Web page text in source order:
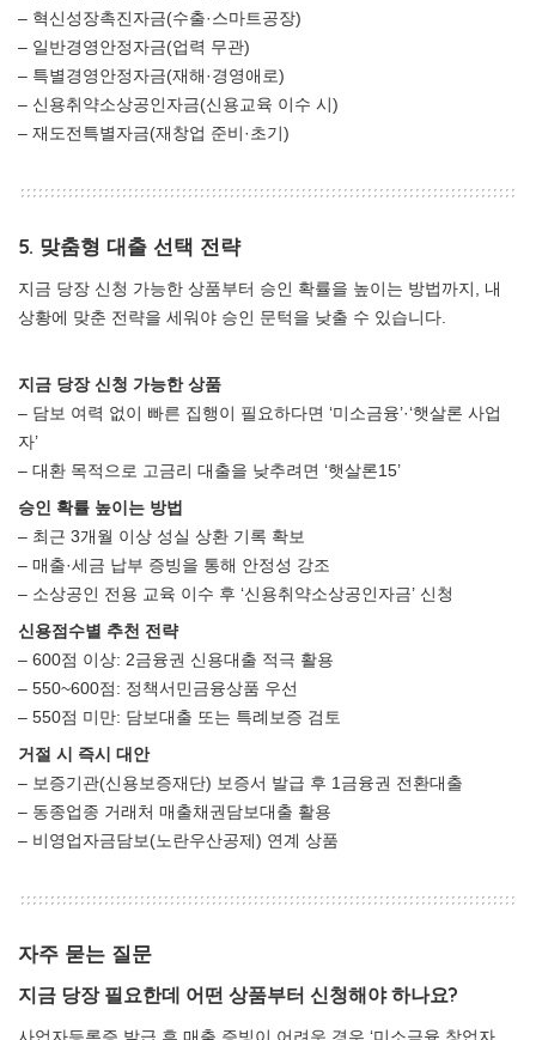
– 혁신성장촉진자금(수출·스마트공장)
– 일반경영안정자금(업력 무관)
– 특별경영안정자금(재해·경영애로)
– 신용취약소상공인자금(신용교육 이수 시)
– 재도전특별자금(재창업 준비·초기)
5. 맞춤형 대출 선택 전략
지금 당장 신청 가능한 상품부터 승인 확률을 높이는 방법까지, 내
상황에 맞춘 전략을 세워야 승인 문턱을 낮출 수 있습니다.
지금 당장 신청 가능한 상품
– 담보 여력 없이 빠른 집행이 필요하다면 ‘미소금융’·‘햇살론 사업
자’
– 대환 목적으로 고금리 대출을 낮추려면 ‘햇살론15’
승인 확률 높이는 방법
– 최근 3개월 이상 성실 상환 기록 확보
– 매출·세금 납부 증빙을 통해 안정성 강조
– 소상공인 전용 교육 이수 후 ‘신용취약소상공인자금’ 신청
신용점수별 추천 전략
– 600점 이상: 2금융권 신용대출 적극 활용
– 550~600점: 정책서민금융상품 우선
– 550점 미만: 담보대출 또는 특례보증 검토
거절 시 즉시 대안
– 보증기관(신용보증재단) 보증서 발급 후 1금융권 전환대출
– 동종업종 거래처 매출채권담보대출 활용
– 비영업자금담보(노란우산공제) 연계 상품
자주 묻는 질문
지금 당장 필요한데 어떤 상품부터 신청해야 하나요?